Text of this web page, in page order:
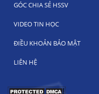
GÓC CHIA SẺ HSSV
VIDEO TIN HỌC
ĐIỀU KHOẢN BẢO MẬT
LIÊN HỆ